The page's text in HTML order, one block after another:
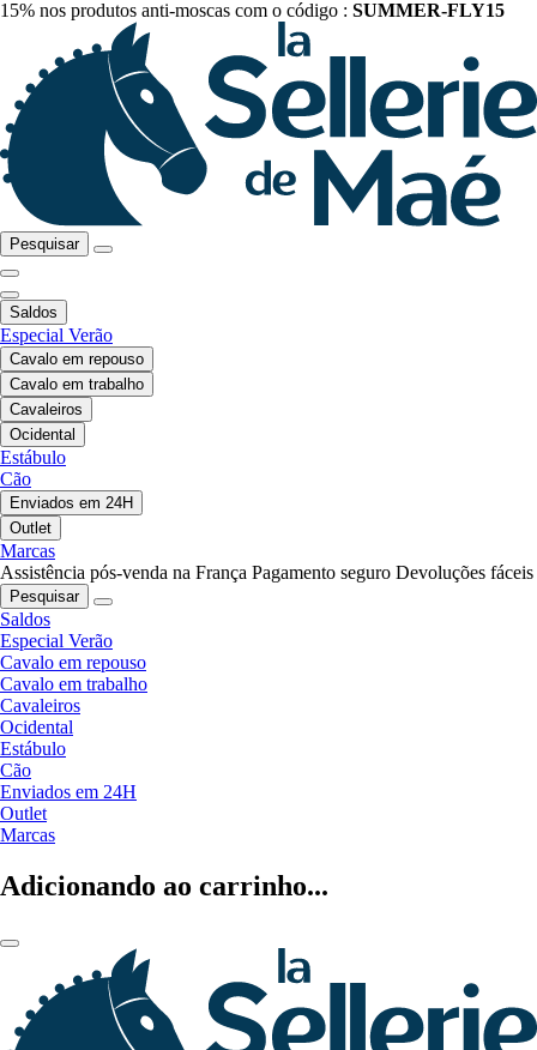
15% nos produtos anti-moscas com o código : SUMMER-FLY15
Pesquisar
Saldos
Especial Verão
Cavalo em repouso
Cavalo em trabalho
Cavaleiros
Ocidental
Estábulo
Cão
Enviados em 24H
Outlet
Marcas
Assistência pós-venda na França Pagamento seguro Devoluções fáceis
Pesquisar
Saldos
Especial Verão
Cavalo em repouso
Cavalo em trabalho
Cavaleiros
Ocidental
Estábulo
Cão
Enviados em 24H
Outlet
Marcas
Adicionando ao carrinho...